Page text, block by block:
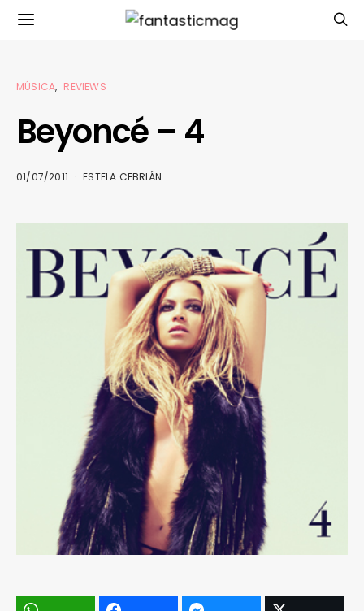
MÚSICA REVIEWS
Beyoncé – 4
01/07/2011 ESTELA CEBRIÁN